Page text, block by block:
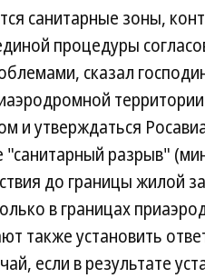
санитарные зоны,
процедуры
сказал
и утверждаться
"санитарный разрыв"
до границы жилой
в границах
также установить
если в результате